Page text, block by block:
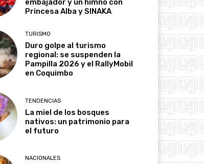
embajador y un himno con
Princesa Alba y SINAKA
TURISMO
Duro golpe al turismo
regional: se suspenden la
Pampilla 2026 y el RallyMobil
en Coquimbo
TENDENCIAS
La miel de los bosques
nativos: un patrimonio para
el futuro
NACIONALES